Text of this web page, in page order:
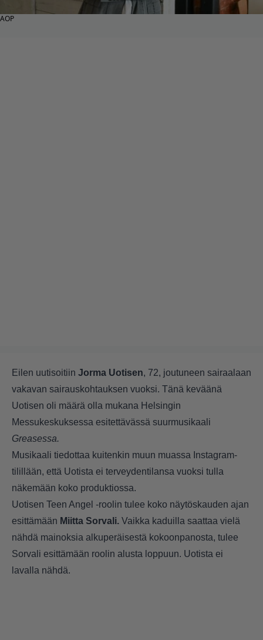
AOP
Eilen uutisoitiin Jorma Uotisen, 72, joutuneen sairaalaan
vakavan sairauskohtauksen vuoksi. Tänä keväänä
Uotisen oli määrä olla mukana Helsingin
Messukeskuksessa esitettävässä suurmusikaali
Greasessa.
Musikaali tiedottaa kuitenkin muun muassa Instagram-
tilillään, että Uotista ei terveydentilansa vuoksi tulla
näkemään koko produktiossa.
Uotisen Teen Angel -roolin tulee koko näytöskauden ajan
esittämään Miitta Sorvali. Vaikka kaduilla saattaa vielä
nähdä mainoksia alkuperäisestä kokoonpanosta, tulee
Sorvali esittämään roolin alusta loppuun. Uotista ei
lavalla nähdä.